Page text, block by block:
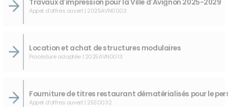
Travaux d'impression pour la Ville d'Avignon 2025-2029
Appel d'offres ouvert | 2025AVN0003
Location et achat de structures modulaires
Procédure adaptée | 2025AVN0013
Appel d'offres ouvert | 25S0032